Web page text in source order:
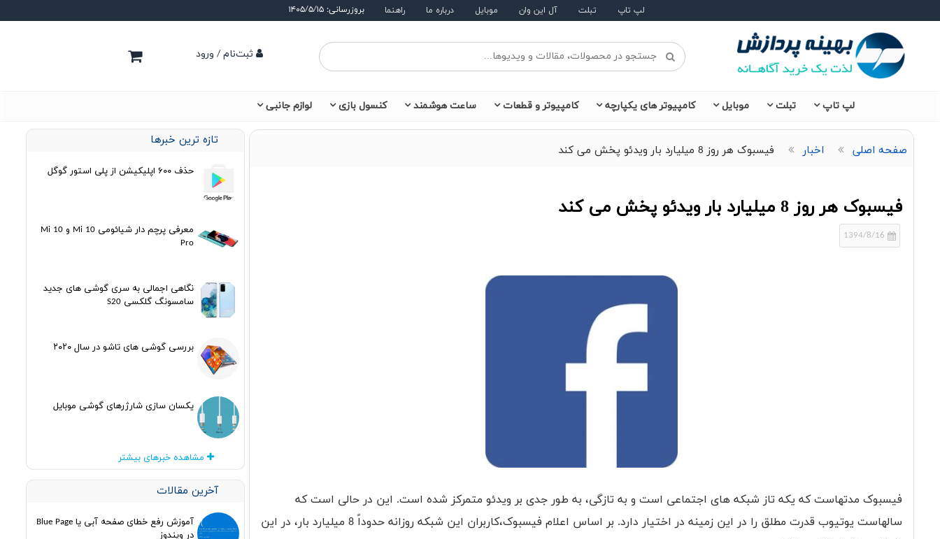
لپ تاپ تبلت آل این وان موبایل درباره ما راهنما بروزرسانی: ۱۴۰۵/۵/۱۵
ثبت‌نام / ورود
لپ تاپ تبلت موبایل کامپیوتر های یکپارچه کامپیوتر و قطعات ساعت هوشمند کنسول بازی لوازم جانبی
صفحه اصلی اخبار فیسبوک هر روز 8 میلیارد بار ویدئو پخش می کند
فیسبوک هر روز 8 میلیارد بار ویدئو پخش می کند
1394/8/16
فیسبوک مدتهاست که یکه تاز شبکه های اجتماعی است و به تازگی، به طور جدی بر ویدئو متمرکز شده است. این در حالی است که
سالهاست یوتیوب قدرت مطلق را در این زمینه در اختیار دارد. بر اساس اعلام فیسبوک،کاربران این شبکه روزانه حدوداً 8 میلیارد بار، در این
تازه ترین خبرها
حذف ۶۰۰ اپلیکیشن از پلی استور گوگل
معرفی پرچم دار شیائومی Mi 10 و Mi 10
Pro
نگاهی اجمالی به سری گوشی های جدید
سامسونگ گلکسی S20
بررسی گوشی های تاشو در سال ۲۰۲۰
یکسان سازی شارژرهای گوشی موبایل
مشاهده خبرهای بیشتر
آخرین مقالات
آموزش رفع خطای صفحه آبی یا Blue Page
در ویندوز